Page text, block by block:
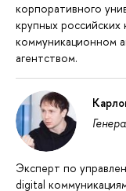
корпоративного
крупных
коммуникационном
агентством.
Эксперт по
digital